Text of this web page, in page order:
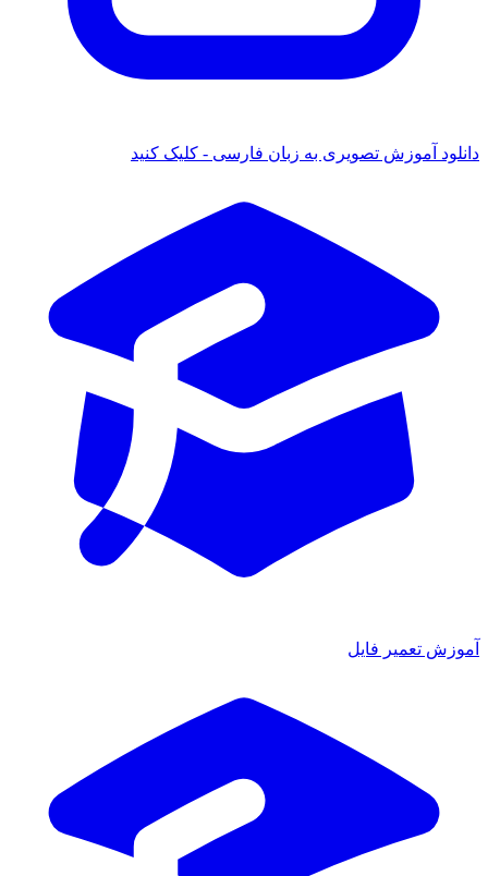
دانلود آموزش تصویری به زبان فارسی - کلیک کنید
آموزش تعمیر فایل